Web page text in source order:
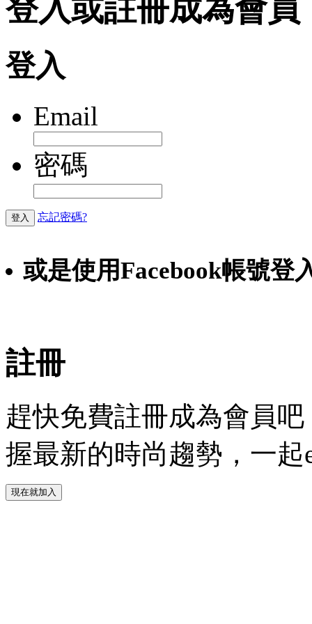
登入或註冊成為會員
登入
Email
密碼
登入 忘記密碼?
或是使用Facebook帳號登
註冊
趕快免費註冊成為會員
握最新的時尚趨勢，一起
現在就加入